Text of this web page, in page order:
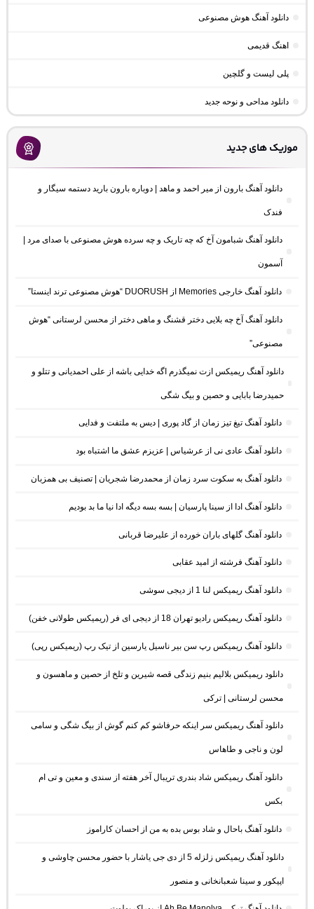
دانلود آهنگ هوش مصنوعی
اهنگ قدیمی
پلی لیست و گلچین
دانلود مداحی و نوحه جدید
موزیک های جدید
دانلود آهنگ بارون از میر احمد و ماهد | دوباره بارون بارید دستمه سیگار و
فندک
دانلود آهنگ شبامون آخ که چه تاریک و چه سرده هوش مصنوعی با صدای مرد |
آسمون
دانلود آهنگ خارجی Memories از DUORUSH “هوش مصنوعی ترند اینستا”
دانلود آهنگ آخ چه بلایی دختر قشنگ و ماهی دختر از محسن لرستانی “هوش
مصنوعی”
دانلود آهنگ ریمیکس ازت نمیگذرم اگه خدایی باشه از علی احمدیانی و تتلو و
حمیدرضا بابایی و حصین و بیگ شگی
دانلود آهنگ تیغ تیز زمان از گاد پوری | دیس به ملتفت و فدایی
دانلود آهنگ عادی نی از عرشیاس | عزیزم عشق ما اشتباه بود
دانلود آهنگ به سکوت سرد زمان از محمدرضا شجریان | تصنیف بی همزبان
دانلود آهنگ ادا از سینا پارسیان | بسه بسه دیگه ادا نیا ما بد بودیم
دانلود آهنگ گلهای باران خورده از علیرضا قربانی
دانلود آهنگ فرشته از امید عقابی
دانلود آهنگ ریمیکس لنا 1 از دیجی سوشی
دانلود آهنگ ریمیکس رادیو تهران 18 از دیجی ای فر (ریمیکس طولانی خفن)
دانلود آهنگ ریمیکس رپ سن بیر ناسیل یارسین از تیک رپ (ریمیکس رپی)
دانلود ریمیکس بلالیم بنیم زندگی قصه شیرین و تلخ از حصین و ماهسون و
محسن لرستانی | ترکی
دانلود آهنگ ریمیکس سر اینکه حرفاشو کم کنم گوش از بیگ شگی و سامی
لون و ناجی و طاهاس
دانلود آهنگ ریمیکس شاد بندری تریبال آخر هفته از سندی و معین و تی ام
بکس
دانلود آهنگ باحال و شاد بوس بده به من از احسان کاراموز
دانلود آهنگ ریمیکس زلزله 5 از دی جی یاشار با حضور محسن چاوشی و
اپیکور و سینا شعبانخانی و منصور